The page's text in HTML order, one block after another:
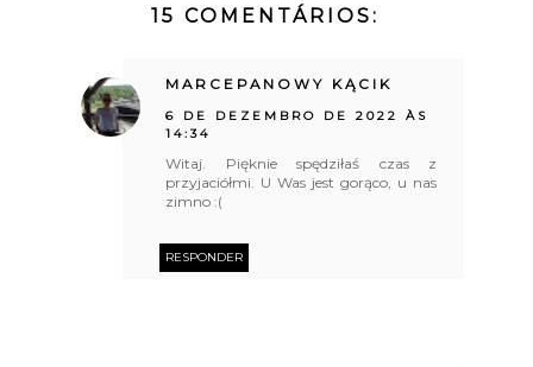
15 COMENTÁRIOS:
MARCEPANOWY KĄCIK
6 DE DEZEMBRO DE 2022 ÀS
14:34
Witaj. Pięknie spędziłaś czas z
przyjaciółmi. U Was jest gorąco, u nas
zimno :(
RESPONDER